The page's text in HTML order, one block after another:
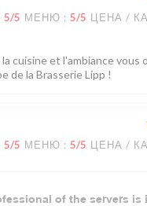
5/5 МЕНЮ : 5/5 ЦЕНА /
cuisine et l'ambiance vous
de la Brasserie Lipp !
5/5 МЕНЮ : 5/5 ЦЕНА /
of the servers is